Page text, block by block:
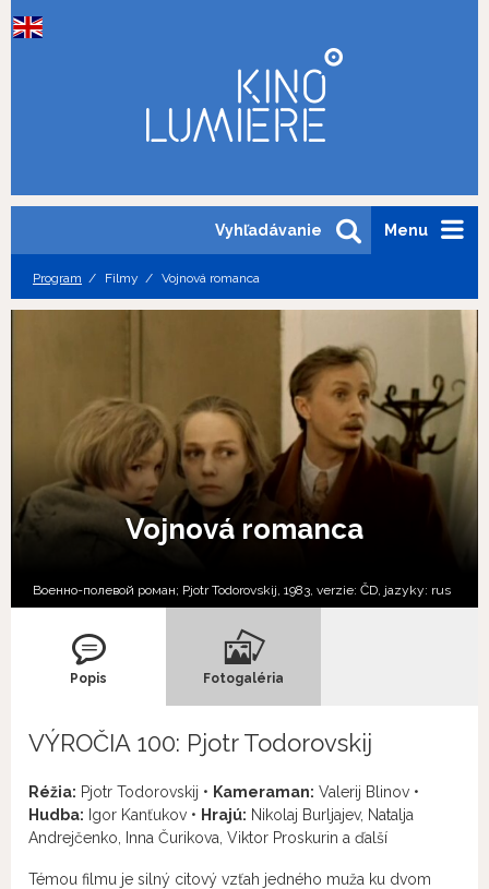
Menu
Vyhľadávanie
Program Filmy Vojnová romanca
Vojnová romanca
Военно-полевой роман; Pjotr Todorovskij, 1983, verzie: ČD, jazyky: rus
Popis Fotogaléria
VÝROČIA 100: Pjotr Todorovskij
Réžia: Pjotr Todorovskij • Kameraman: Valerij Blinov •
Hudba: Igor Kanťukov • Hrajú: Nikolaj Burljajev, Natalja
Andrejčenko, Inna Čurikova, Viktor Proskurin a ďalší
Témou filmu je silný citový vzťah jedného muža ku dvom